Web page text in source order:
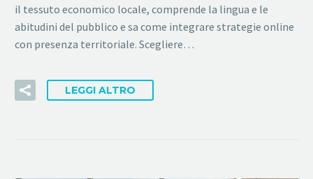
il tessuto economico locale, comprende la lingua e le
abitudini del pubblico e sa come integrare strategie online
con presenza territoriale. Scegliere…
LEGGI ALTRO